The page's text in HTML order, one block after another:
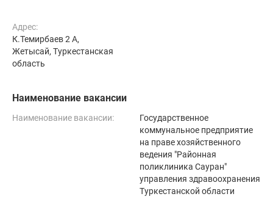
Адрес:
К.Темирбаев 2 А,
Жетысай, Туркестанская
область
Наименование вакансии
Наименование вакансии:
Государственное
коммунальное предприятие
на праве хозяйственного
ведения "Районная
поликлиника Сауран"
управления здравоохранения
Туркестанской области